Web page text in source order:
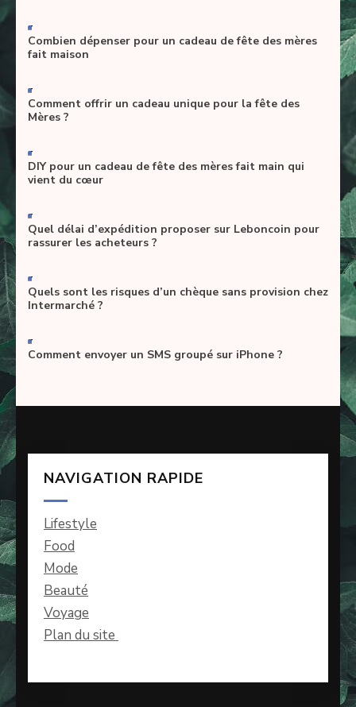
-
Combien dépenser pour un cadeau de fête des mères
fait maison
-
Comment offrir un cadeau unique pour la fête des
Mères ?
-
DIY pour un cadeau de fête des mères fait main qui
vient du cœur
-
Quel délai d’expédition proposer sur Leboncoin pour
rassurer les acheteurs ?
-
Quels sont les risques d’un chèque sans provision chez
Intermarché ?
-
Comment envoyer un SMS groupé sur iPhone ?
NAVIGATION RAPIDE
Lifestyle
Food
Mode
Beauté
Voyage
Plan du site